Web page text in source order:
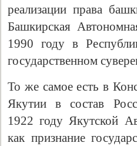
реализации права
Башкирская
1990 году в
государственном
То же самое есть в
Якутии в состав
1922 году Якутской
как признание